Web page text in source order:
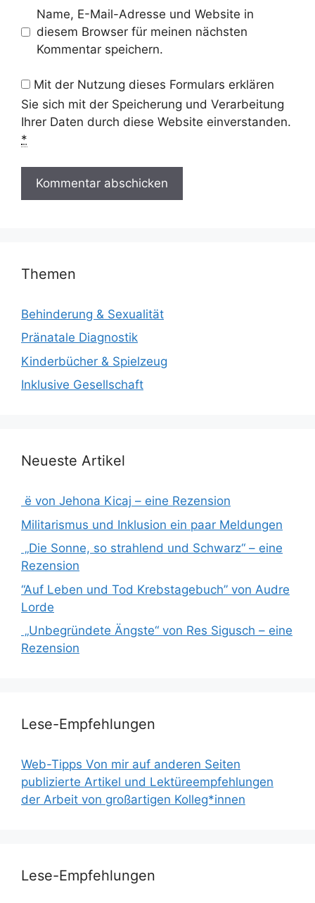
Name, E-Mail-Adresse und Website in
diesem Browser für meinen nächsten
Kommentar speichern.
Mit der Nutzung dieses Formulars erklären
Sie sich mit der Speicherung und Verarbeitung
Ihrer Daten durch diese Website einverstanden.
*
Themen
Behinderung & Sexualität
Pränatale Diagnostik
Kinderbücher & Spielzeug
Inklusive Gesellschaft
Neueste Artikel
ë von Jehona Kicaj – eine Rezension
Militarismus und Inklusion ein paar Meldungen
„Die Sonne, so strahlend und Schwarz“ – eine
Rezension
“Auf Leben und Tod Krebstagebuch” von Audre
Lorde
„Unbegründete Ängste“ von Res Sigusch – eine
Rezension
Lese-Empfehlungen
Web-Tipps Von mir auf anderen Seiten
publizierte Artikel und Lektüreempfehlungen
der Arbeit von großartigen Kolleg*innen
Lese-Empfehlungen